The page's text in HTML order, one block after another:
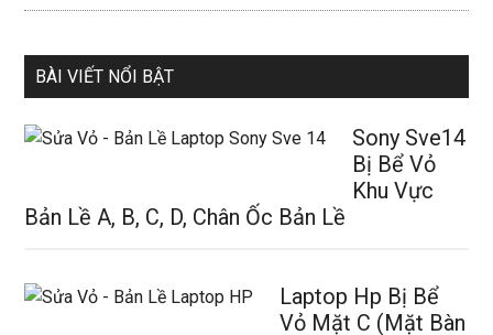
BÀI VIẾT NỔI BẬT
Sony Sve14
Bị Bể Vỏ
Khu Vực
Bản Lề A, B, C, D, Chân Ốc Bản Lề
Laptop Hp Bị Bể
Vỏ Mặt C (Mặt Bàn